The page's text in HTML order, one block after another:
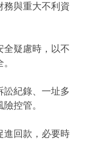
務與重大不利資
全疑慮時，以不
訟紀錄、一址多
控管。
進回款，必要時